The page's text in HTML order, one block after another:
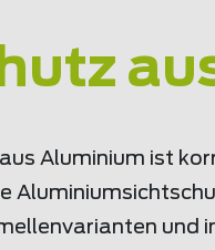
Aluminium ist
und